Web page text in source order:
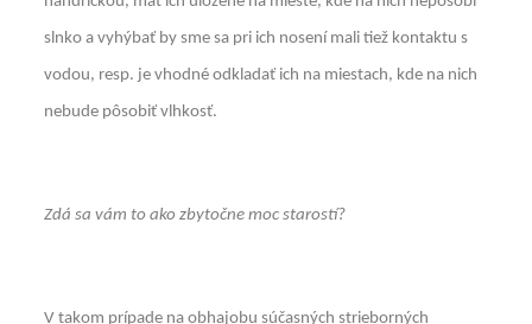
slnko a vyhýbať by sme sa pri ich nosení mali tiež kontaktu s
vodou, resp. je vhodné odkladať ich na miestach, kde na nich
nebude pôsobiť vlhkosť.
Zdá sa vám to ako zbytočne moc starostí?
V takom prípade na obhajobu súčasných strieborných